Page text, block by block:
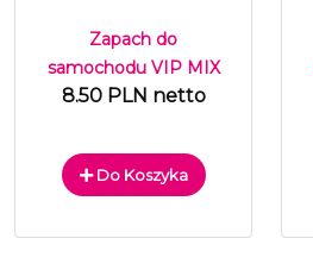
Zapach do
samochodu VIP MIX
8.50 PLN netto
Do Koszyka